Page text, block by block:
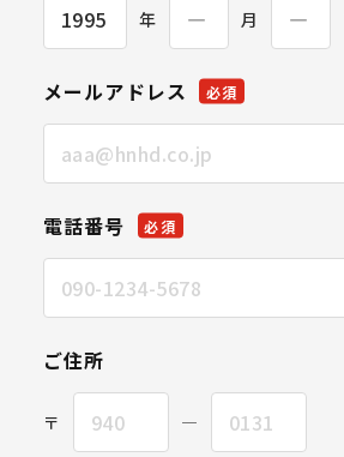
年 月
メールアドレス 必須
電話番号 必須
ご住所
〒 ―